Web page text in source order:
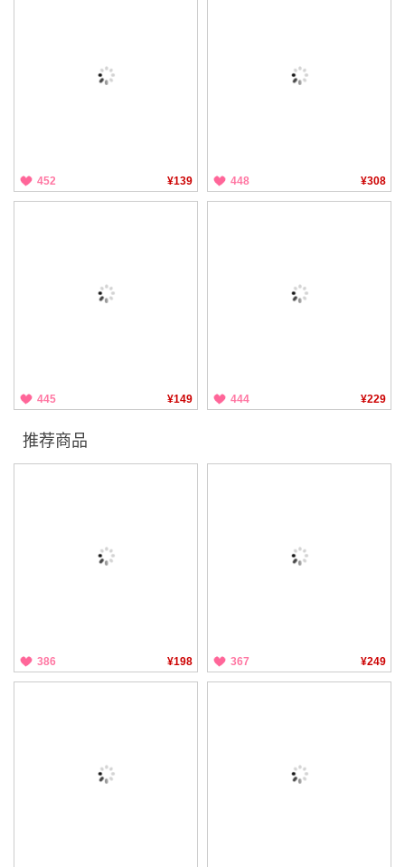
452 ¥139 448 ¥308
445 ¥149 444 ¥229
推荐商品
386 ¥198 367 ¥249